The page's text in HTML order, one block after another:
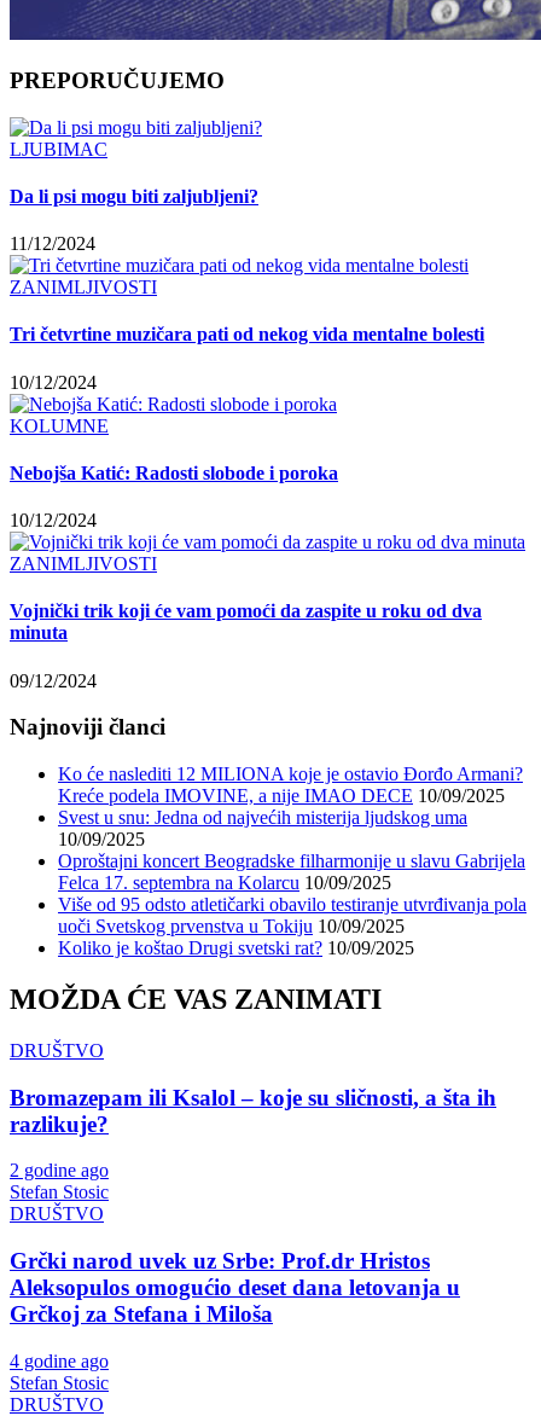
PREPORUČUJEMO
LJUBIMAC
Da li psi mogu biti zaljubljeni?
11/12/2024
ZANIMLJIVOSTI
Tri četvrtine muzičara pati od nekog vida mentalne bolesti
10/12/2024
KOLUMNE
Nebojša Katić: Radosti slobode i poroka
10/12/2024
ZANIMLJIVOSTI
Vojnički trik koji će vam pomoći da zaspite u roku od dva
minuta
09/12/2024
Najnoviji članci
Ko će naslediti 12 MILIONA koje je ostavio Đorđo Armani?
Kreće podela IMOVINE, a nije IMAO DECE 10/09/2025
Svest u snu: Jedna od najvećih misterija ljudskog uma
10/09/2025
Oproštajni koncert Beogradske filharmonije u slavu Gabrijela
Felca 17. septembra na Kolarcu 10/09/2025
Više od 95 odsto atletičarki obavilo testiranje utvrđivanja pola
uoči Svetskog prvenstva u Tokiju 10/09/2025
Koliko je koštao Drugi svetski rat? 10/09/2025
MOŽDA ĆE VAS ZANIMATI
DRUŠTVO
Bromazepam ili Ksalol – koje su sličnosti, a šta ih
razlikuje?
2 godine ago
Stefan Stosic
DRUŠTVO
Grčki narod uvek uz Srbe: Prof.dr Hristos
Aleksopulos omogućio deset dana letovanja u
Grčkoj za Stefana i Miloša
4 godine ago
Stefan Stosic
DRUŠTVO